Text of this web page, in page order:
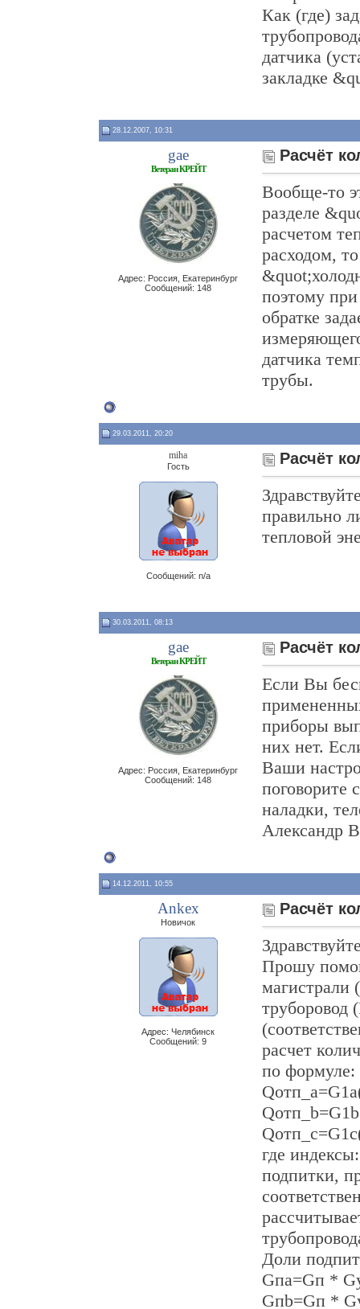
Как (где)
датчика
закладке
28.12.2007, 10:31
gae
Ветеран КРЕЙТ
Адрес: Россия, Екатеринбург
Сообщений: 148
Расчёт
Вообще-то
разделе
расчетом
расходом,
поэтому
обратке
датчика
трубы.
29.03.2011, 20:20
miha
Гость
Сообщений: n/a
Расчёт
правильно
тепловой
30.03.2011, 08:13
gae
Ветеран КРЕЙТ
Адрес: Россия, Екатеринбург
Сообщений: 148
Расчёт
Если Вы
приборы
них нет.
Ваши
поговорите
наладки,
Александр
14.12.2011, 10:55
Ankex
Новичок
Адрес: Челябинск
Сообщений: 9
Расчёт
Прошу
расчет
по формуле:
где
подпитки,
Доли
Gпa=Gп *
Gпb=Gп *